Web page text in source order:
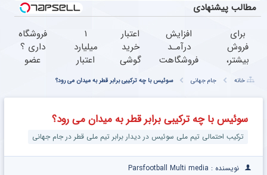
مطالب پیشنهادی
برای
فروش
بیشتر،
حالا
اقدام
کن (
ثبت
نام
افزایش
درآمـد
فروشگاهت
کن
اعتبار
خرید
گوشی
همین
حالا
درخواست
اعتبار بده
۱
میلیارد
اعتبار
طلا |
بدون
ضامن
و چک
فروشگاه
داری ؟
عضو
وام بگیر
خانه جام جهانی سوئیس با چه ترکیبی برابر قطر به میدان می رود؟
سوئیس با چه ترکیبی برابر قطر به میدان می رود؟
ترکیب احتمالی تیم ملی سوئیس در دیدار برابر تیم ملی قطر در جام جهانی
نویسنده : Parsfootball Multi media